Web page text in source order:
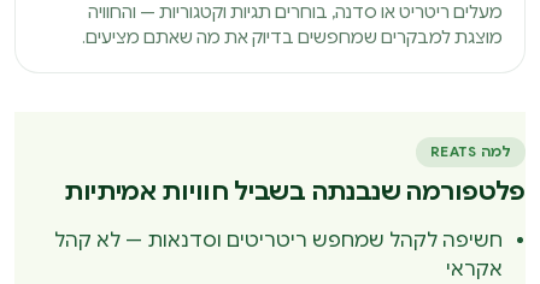
מעלים ריטריט או סדנה, בוחרים תגיות וקטגוריות — והחוויה
מוצגת למבקרים שמחפשים בדיוק את מה שאתם מציעים.
למה REATS
פלטפורמה שנבנתה בשביל חוויות אמיתיות
חשיפה לקהל שמחפש ריטריטים וסדנאות — לא קהל
אקראי